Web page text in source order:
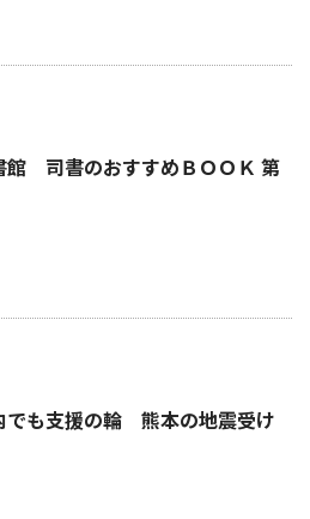
館 司書のおすすめＢＯＯＫ 第
でも支援の輪 熊本の地震受け